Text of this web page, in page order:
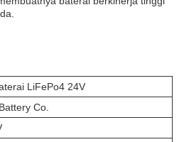
LiFePo4 24V
Co.